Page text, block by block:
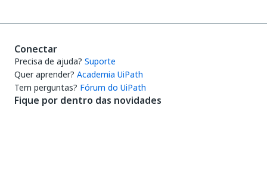
Conectar
Precisa de ajuda? Suporte
Quer aprender? Academia UiPath
Tem perguntas? Fórum do UiPath
Fique por dentro das novidades